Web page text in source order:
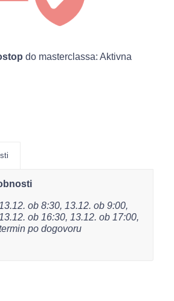
do masterclassa: Aktivna
13.12. ob 8:30, 13.12. ob 9:00,
13.12. ob 16:30, 13.12. ob 17:00,
po dogovoru